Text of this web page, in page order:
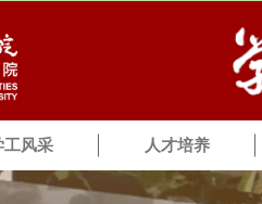
工风采 人才培养